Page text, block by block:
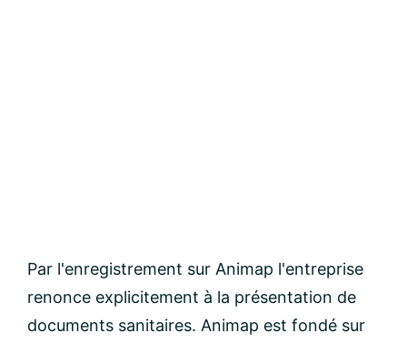
Par l'enregistrement sur Animap l'entreprise
renonce explicitement à la présentation de
documents sanitaires. Animap est fondé sur